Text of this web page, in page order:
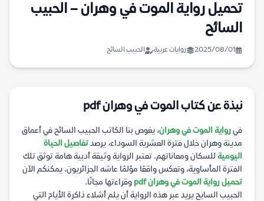
تحميل رواية الموت في وهران – الحبيب
السائح
2025/08/01 روايات عربية الحبيب السائح
نبذة عن كتاب الموت في وهران pdf
فيرواية الموت في وهران، يغوص بنا الكاتب الحبيب السائح في أعماق
مدينة وهران خلال فترة العشرية السوداء، يرصدتفاصيل الحياة
اليومية للسكان ومعاناتهم. تعتبر الرواية وثيقة أدبية هامة توثق تلك
الفترة المأساوية، وتعكس واقعًا مؤلمًا عاشه الجزائريون. يمكنكم الآن
تحميل رواية الموت في وهران pdf
وقراءتها مجانًا.
الحبيب السايح يريد عبر هذه الرواية أن يلم أشلاء ذاكرة الأيام التي